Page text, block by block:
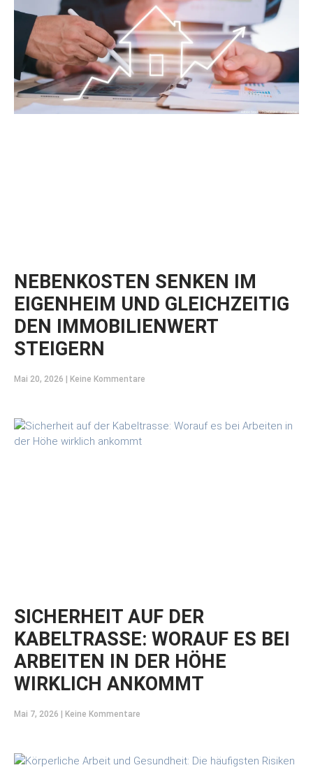
NEBENKOSTEN SENKEN IM
EIGENHEIM UND GLEICHZEITIG
DEN IMMOBILIENWERT
STEIGERN
Mai 20, 2026 Keine Kommentare
SICHERHEIT AUF DER
KABELTRASSE: WORAUF ES BEI
ARBEITEN IN DER HÖHE
WIRKLICH ANKOMMT
Mai 7, 2026 Keine Kommentare